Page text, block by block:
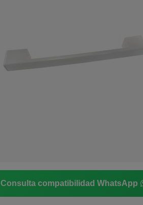
Consulta compatibilidad WhatsApp